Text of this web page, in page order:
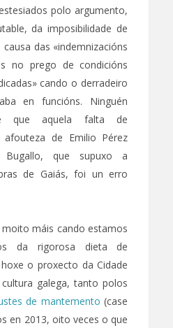
polo argumento,
da imposibilidade de
das «indemnizacións
no prego de condicións
cando o derradeiro
en funcións. Ninguén
que aquela falta de
de Emilio Pérez
que supuxo a
de Gaiás, foi un erro
máis cando estamos
da rigorosa dieta de
o proxecto da Cidade
galega, tanto polos
de mantemento (case
en 2013, oito veces o que